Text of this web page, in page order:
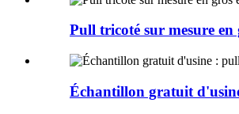
Pull tricoté sur mesure en
Échantillon gratuit